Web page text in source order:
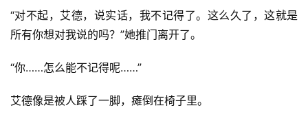
“对不起，艾德，说实话，我不记得了。这么久了，这就是
所有你想对我说的吗？”她推门离开了。
“你……怎么能不记得呢……”
艾德像是被人踩了一脚，瘫倒在椅子里。